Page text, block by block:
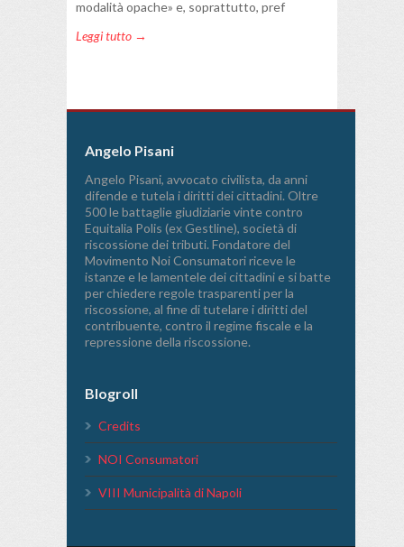
modalità opache» e, soprattutto, pref
Leggi tutto →
Angelo Pisani
Angelo Pisani, avvocato civilista, da anni
difende e tutela i diritti dei cittadini. Oltre
500 le battaglie giudiziarie vinte contro
Equitalia Polis (ex Gestline), società di
riscossione dei tributi. Fondatore del
Movimento Noi Consumatori riceve le
istanze e le lamentele dei cittadini e si batte
per chiedere regole trasparenti per la
riscossione, al fine di tutelare i diritti del
contribuente, contro il regime fiscale e la
repressione della riscossione.
Blogroll
Credits
NOI Consumatori
VIII Municipalità di Napoli